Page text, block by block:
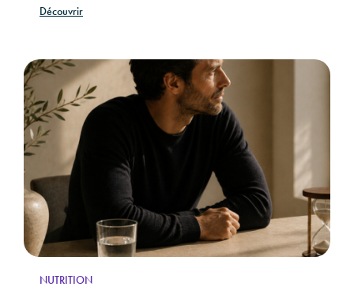
Découvrir
NUTRITION